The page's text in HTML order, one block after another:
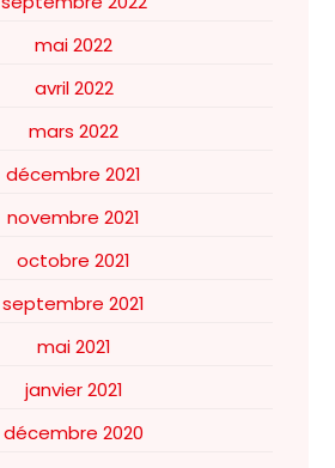
mai 2022
avril 2022
mars 2022
décembre 2021
novembre 2021
octobre 2021
septembre 2021
mai 2021
janvier 2021
décembre 2020